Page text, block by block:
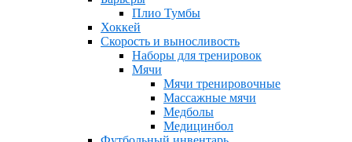
Плио Тумбы
Хоккей
Скорость и выносливость
Наборы для тренировок
Мячи
Мячи тренировочные
Массажные мячи
Медболы
Медицинбол